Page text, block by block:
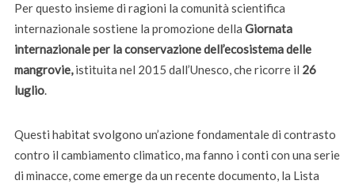
Per questo insieme di ragioni la comunità scientifica
internazionale sostiene la promozione della Giornata
internazionale per la conservazione dell’ecosistema delle
mangrovie,istituita nel 2015 dall’Unesco, che ricorre il 26
luglio.
Questi habitat svolgono un’azione fondamentale di contrasto
contro il cambiamento climatico, ma fanno i conti con una serie
di minacce, come emerge da un recente documento, la Lista